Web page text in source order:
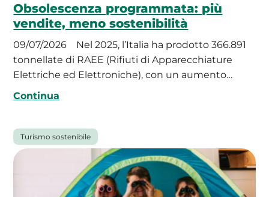
Obsolescenza programmata: più
vendite, meno sostenibilità
09/07/2026
Nel 2025, l’Italia ha prodotto 366.891
tonnellate di RAEE (Rifiuti di Apparecchiature
Elettriche ed Elettroniche), con un aumento…
Continua
Turismo sostenibile